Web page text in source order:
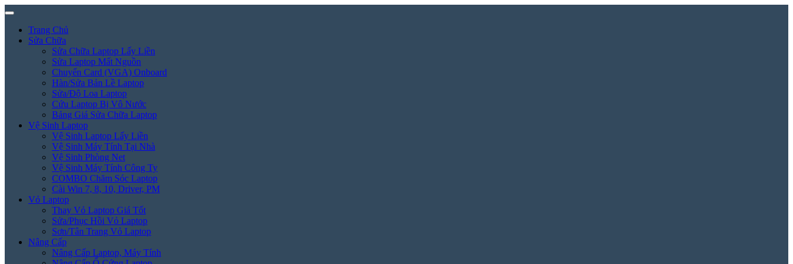
Trang Chủ
Sửa Chữa
Sửa Chữa Laptop Lấy Liền
Sửa Laptop Mất Nguồn
Chuyển Card (VGA) Onboard
Hàn/Sửa Bản Lề Laptop
Sửa/Độ Loa Laptop
Cứu Laptop Bị Vô Nước
Bảng Giá Sửa Chữa Laptop
Vệ Sinh Laptop
Vệ Sinh Laptop Lấy Liền
Vệ Sinh Máy Tính Tại Nhà
Vệ Sinh Phòng Net
Vệ Sinh Máy Tính Công Ty
COMBO Chăm Sóc Laptop
Cài Win 7, 8, 10, Driver, PM
Vỏ Laptop
Thay Vỏ Laptop Giá Tốt
Sửa/Phục Hồi Vỏ Laptop
Sơn/Tân Trang Vỏ Laptop
Nâng Cấp
Nâng Cấp Laptop, Máy Tính